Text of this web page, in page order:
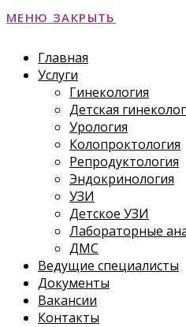
МЕНЮ ЗАКРЫТЬ
Главная
Услуги
Гинекология
Детская
Урология
Колопроктология
Репродуктология
Эндокринология
УЗИ
Детское УЗИ
Лабораторные
ДМС
Ведущие специалисты
Документы
Вакансии
Контакты